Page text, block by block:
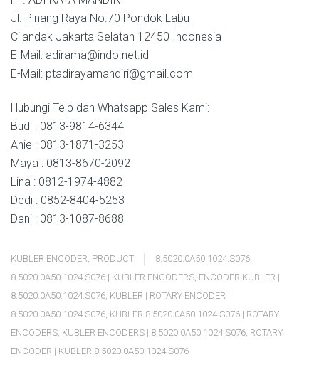
Jl. Pinang Raya No.70 Pondok Labu
Cilandak Jakarta Selatan 12450 Indonesia
E-Mail: adirama@indo.net.id
E-Mail: ptadirayamandiri@gmail.com
Hubungi Telp dan Whatsapp Sales Kami:
Budi : 0813-9814-6344
Anie : 0813-1871-3253
Maya : 0813-8670-2092
Lina : 0812-1974-4882
Dedi : 0852-8404-5253
Dani : 0813-1087-8688
KUBLER ENCODER, PRODUCT 8.5020.0A50.1024.S076,
8.5020.0A50.1024.S076 | KUBLER ENCODERS, ENCODER KUBLER |
8.5020.0A50.1024.S076, KUBLER | ROTARY ENCODER |
8.5020.0A50.1024.S076, KUBLER 8.5020.0A50.1024.S076 | ROTARY
ENCODERS, KUBLER ENCODERS | 8.5020.0A50.1024.S076, ROTARY
ENCODER | KUBLER 8.5020.0A50.1024.S076